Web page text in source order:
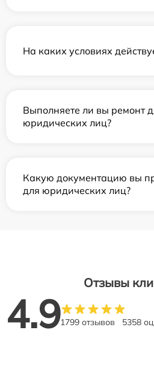
На каких условиях
Выполняете ли вы ремонт
юридических лиц?
Какую документацию вы
для юридических лиц?
Отзывы
4.91799 отзывов 5358